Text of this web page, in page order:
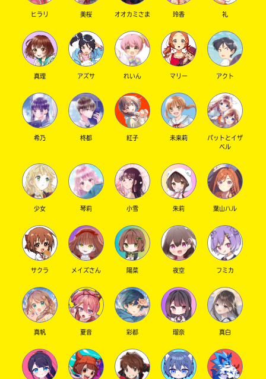
キーワードから探す
オフィシャルアカウント
SNSでシェアする
ヒラリ 美桜 オオカミさま 玲香 礼
真理 アズサ れいん マリー アクト
希乃 柊都 紅子 未来莉
パットとイザ
ベル
少女 琴莉 小雪 朱莉 葉山ハル
サクラ メイズさん 陽菜 夜空 フミカ
真帆 夏音 彩都 瑠奈 真白